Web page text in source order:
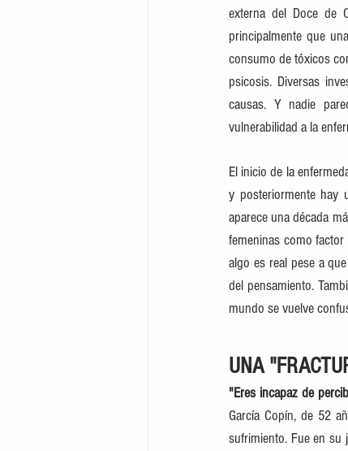
externa del Doce de
principalmente que
consumo de tóxicos
psicosis. Diversas
causas. Y nadie
vulnerabilidad a la
El inicio de la
y posteriormente hay
aparece una década
femeninas como
algo es real pese a
del pensamiento.
mundo se vuelve
UNA
"Eres incapaz de
García Copín, de 52
sufrimiento. Fue en su